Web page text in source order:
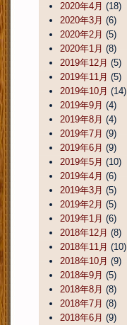
2020年4月 (18)
2020年3月 (6)
2020年2月 (5)
2020年1月 (8)
2019年12月 (5)
2019年11月 (5)
2019年10月 (14)
2019年9月 (4)
2019年8月 (4)
2019年7月 (9)
2019年6月 (9)
2019年5月 (10)
2019年4月 (6)
2019年3月 (5)
2019年2月 (5)
2019年1月 (6)
2018年12月 (8)
2018年11月 (10)
2018年10月 (9)
2018年9月 (5)
2018年8月 (8)
2018年7月 (8)
2018年6月 (9)